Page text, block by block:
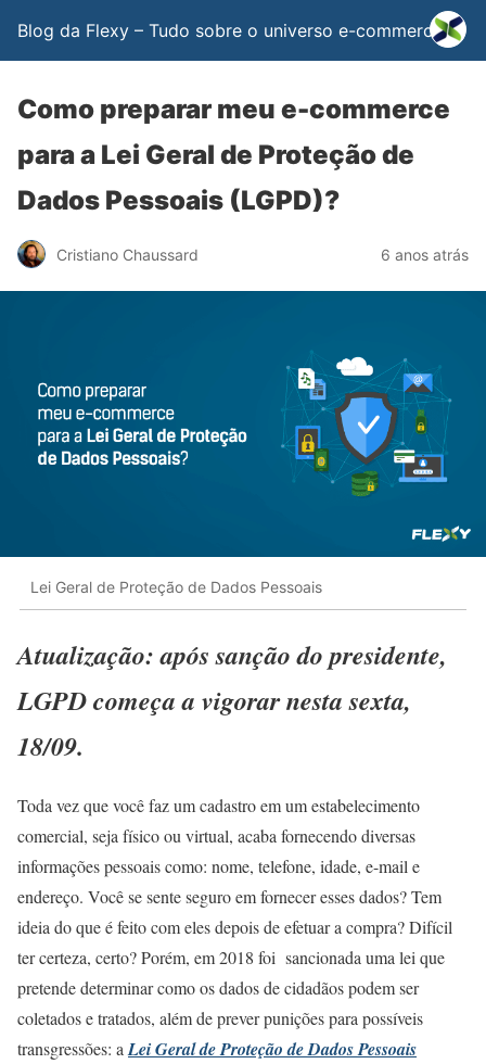
Blog da Flexy – Tudo sobre o universo e-commerce
Como preparar meu e-commerce
para a Lei Geral de Proteção de
Dados Pessoais (LGPD)?
Cristiano Chaussard 6 anos atrás
Lei Geral de Proteção de Dados Pessoais
Atualização: após sanção do presidente,
LGPD começa a vigorar nesta sexta,
18/09.
Toda vez que você faz um cadastro em um estabelecimento
comercial, seja físico ou virtual, acaba fornecendo diversas
informações pessoais como: nome, telefone, idade, e-mail e
endereço. Você se sente seguro em fornecer esses dados? Tem
ideia do que é feito com eles depois de efetuar a compra? Difícil
ter certeza, certo? Porém, em 2018 foi sancionada uma lei que
pretende determinar como os dados de cidadãos podem ser
coletados e tratados, além de prever punições para possíveis
transgressões: aLei Geral de Proteção de Dados Pessoais